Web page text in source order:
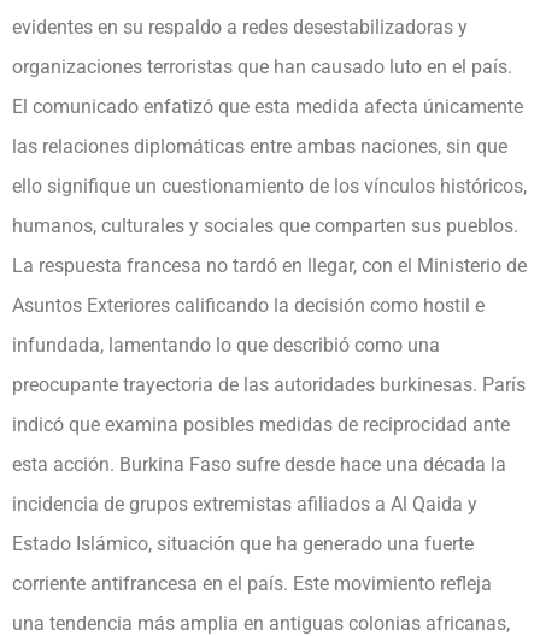
evidentes en su respaldo a redes desestabilizadoras y
organizaciones terroristas que han causado luto en el país.
El comunicado enfatizó que esta medida afecta únicamente
las relaciones diplomáticas entre ambas naciones, sin que
ello signifique un cuestionamiento de los vínculos históricos,
humanos, culturales y sociales que comparten sus pueblos.
La respuesta francesa no tardó en llegar, con el Ministerio de
Asuntos Exteriores calificando la decisión como hostil e
infundada, lamentando lo que describió como una
preocupante trayectoria de las autoridades burkinesas. París
indicó que examina posibles medidas de reciprocidad ante
esta acción. Burkina Faso sufre desde hace una década la
incidencia de grupos extremistas afiliados a Al Qaida y
Estado Islámico, situación que ha generado una fuerte
corriente antifrancesa en el país. Este movimiento refleja
una tendencia más amplia en antiguas colonias africanas,